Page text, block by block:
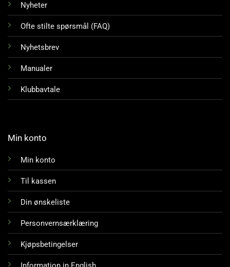
Nyheter
Ofte stilte spørsmål (FAQ)
Nyhetsbrev
Manualer
Klubbavtale
Min konto
Min konto
Til kassen
Din ønskeliste
Personvernsærklæring
Kjøpsbetingelser